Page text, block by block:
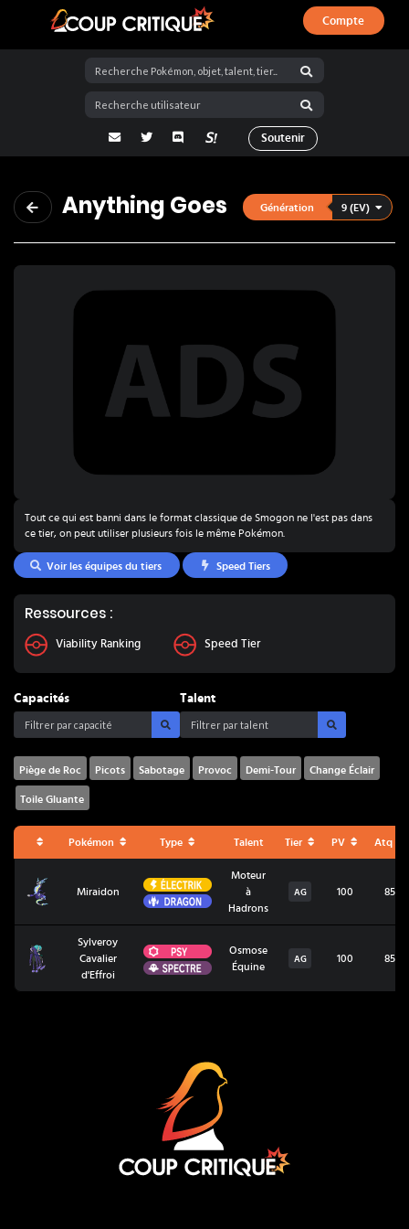
Coup Critique
Compte
adresse email
Twitter Discord La Salty Room sur Pokémon
Soutenir
Anything Goes Génération 9 (EV)
Tout ce qui est banni dans le format classique de Smogon ne l'est pas dans
ce tier, on peut utiliser plusieurs fois le même Pokémon.
Voir les équipes du tiers Speed Tiers
Ressources :
Viability Ranking Speed Tier
Capacités Talent
Piège de Roc Picots Sabotage Provoc Demi-Tour Change Éclair
Toile Gluante
Pokémon Type Talent Tier PV Atq
Miraidon
Électrik
Dragon
Moteur
à
Hadrons
AG 100 85
Sylveroy Cavalier d'Effroi
Sylveroy
Cavalier
d'Effroi
Psy
Spectre
Osmose
Équine
AG 100 85